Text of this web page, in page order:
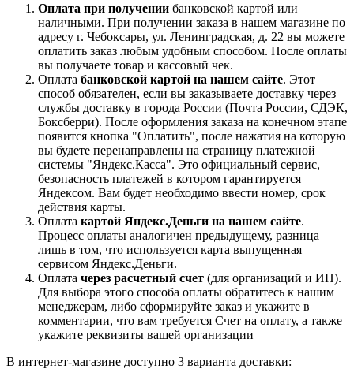
Оплата при получении банковской картой или
наличными. При получении заказа в нашем магазине по
адресу г. Чебоксары, ул. Ленинградская, д. 22 вы можете
оплатить заказ любым удобным способом. После оплаты
вы получаете товар и кассовый чек.
Оплата банковской картой на нашем сайте. Этот
способ обязателен, если вы заказываете доставку через
службы доставку в города России (Почта России, СДЭК,
Боксберри). После оформления заказа на конечном этапе
появится кнопка "Оплатить", после нажатия на которую
вы будете перенаправлены на страницу платежной
системы "Яндекс.Касса". Это официальный сервис,
безопасность платежей в котором гарантируется
Яндексом. Вам будет необходимо ввести номер, срок
действия карты.
Оплата картой Яндекс.Деньги на нашем сайте.
Процесс оплаты аналогичен предыдущему, разница
лишь в том, что используется карта выпущенная
сервисом Яндекс.Деньги.
Оплата через расчетный счет (для организаций и ИП).
Для выбора этого способа оплаты обратитесь к нашим
менеджерам, либо сформируйте заказ и укажите в
комментарии, что вам требуется Счет на оплату, а также
укажите реквизиты вашей организации
В интернет-магазине доступно 3 варианта доставки: